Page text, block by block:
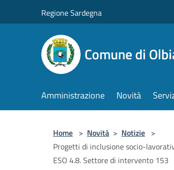
Regione Sardegna
Comune di
Amministrazione Novità
Home > Novità > Notizie >
Progetti di inclusione socio-
ESO 4.8. Settore di intervento 153